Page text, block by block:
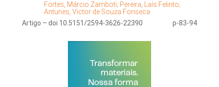
Fortes, Márcio Zamboti; Pereira, Laís Felinto;
Antunes, Victor de Souza Fonseca
Artigo – doi 10.5151/2594-3626-22390
p-83-94